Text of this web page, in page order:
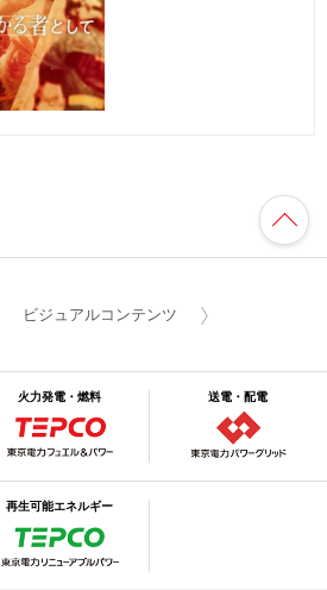
ビジュアルコンテンツ
火力発電・燃料 送電・配電
再生可能エネルギー